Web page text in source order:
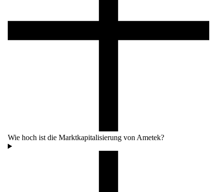
Wie hoch ist die Marktkapitalisierung von Ametek?